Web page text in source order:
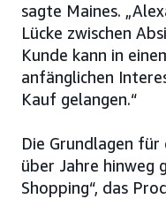
sagte Maines.
Lücke zwischen
Kunde kann in
anfänglichen
Kauf gelangen.“
Die Grundlagen
über Jahre hinweg
Shopping“, das